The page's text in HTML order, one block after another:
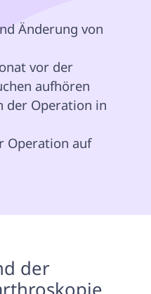
Änderung von
vor der
aufhören
der Operation in
Operation auf